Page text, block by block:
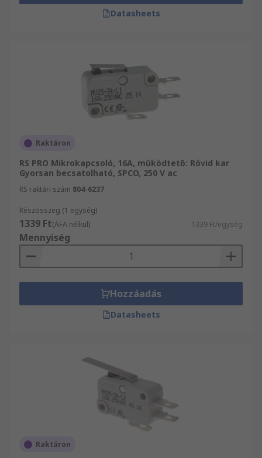
Datasheets
Raktáron
RS PRO Mikrokapcsoló, 16A, működtető: Rövid kar
Gyorsan becsatolható, SPCO, 250 V ac
RS raktári szám 804-6237
Részösszeg (1 egység)
1339 Ft(ÁFA nélkül) 1339 Ft/egység
Mennyiség
Hozzáadás
Datasheets
Raktáron